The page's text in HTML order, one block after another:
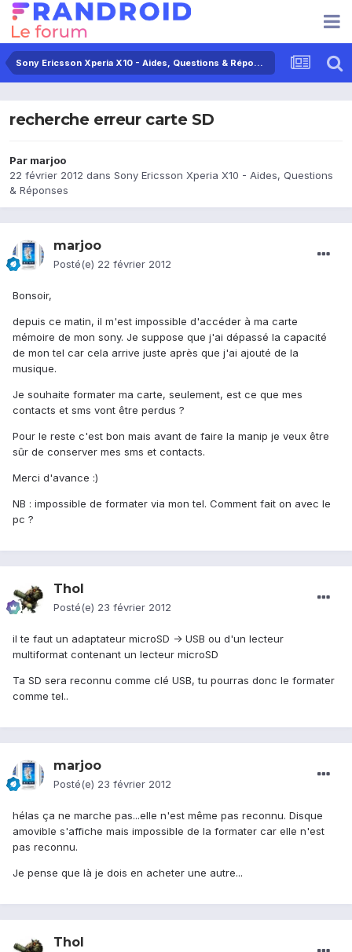
Sony Ericsson Xperia X10 - Aides, Questions & Réponses
recherche erreur carte SD
Par marjoo
22 février 2012 dans Sony Ericsson Xperia X10 - Aides, Questions
& Réponses
marjoo
Posté(e) 22 février 2012
Bonsoir,
depuis ce matin, il m'est impossible d'accéder à ma carte
mémoire de mon sony. Je suppose que j'ai dépassé la capacité
de mon tel car cela arrive juste après que j'ai ajouté de la
musique.
Je souhaite formater ma carte, seulement, est ce que mes
contacts et sms vont être perdus ?
Pour le reste c'est bon mais avant de faire la manip je veux être
sûr de conserver mes sms et contacts.
Merci d'avance :)
NB : impossible de formater via mon tel. Comment fait on avec le
pc ?
Thol
Posté(e) 23 février 2012
il te faut un adaptateur microSD -> USB ou d'un lecteur
multiformat contenant un lecteur microSD
Ta SD sera reconnu comme clé USB, tu pourras donc le formater
comme tel..
marjoo
Posté(e) 23 février 2012
hélas ça ne marche pas...elle n'est même pas reconnu. Disque
amovible s'affiche mais impossible de la formater car elle n'est
pas reconnu.
Je pense que là je dois en acheter une autre...
Thol